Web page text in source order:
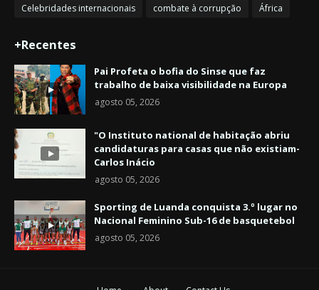
Celebridades internacionais
combate à corrupção África
+Recentes
Pai Profeta o bofia do Sinse que faz
trabalho de baixa visibilidade na Europa
agosto 05, 2026
"O Instituto national de habitação abriu
candidaturas para casas que não existiam-
Carlos Inácio
agosto 05, 2026
Sporting de Luanda conquista 3.º lugar no
Nacional Feminino Sub-16 de basquetebol
agosto 05, 2026